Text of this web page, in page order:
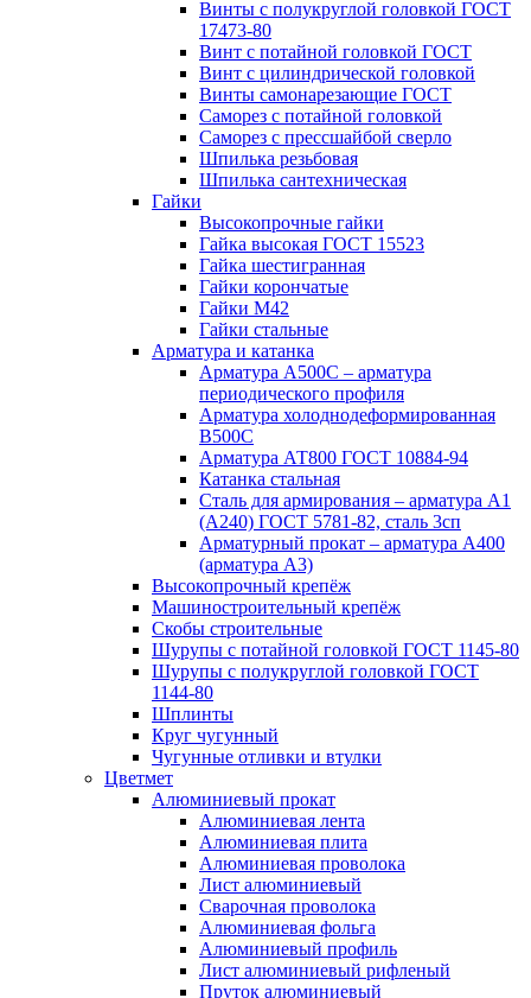
Винты с полукруглой головкой ГОСТ
17473-80
Винт с потайной головкой ГОСТ
Винт с цилиндрической головкой
Винты самонарезающие ГОСТ
Саморез с потайной головкой
Саморез с прессшайбой сверло
Шпилька резьбовая
Шпилька сантехническая
Гайки
Высокопрочные гайки
Гайка высокая ГОСТ 15523
Гайка шестигранная
Гайки корончатые
Гайки М42
Гайки стальные
Арматура и катанка
Арматура А500С – арматура
периодического профиля
Арматура холоднодеформированная
В500С
Арматура АТ800 ГОСТ 10884-94
Катанка стальная
Сталь для армирования – арматура А1
(А240) ГОСТ 5781-82, сталь 3сп
Арматурный прокат – арматура А400
(арматура А3)
Высокопрочный крепёж
Машиностроительный крепёж
Скобы строительные
Шурупы с потайной головкой ГОСТ 1145-80
Шурупы с полукруглой головкой ГОСТ
1144-80
Шплинты
Круг чугунный
Чугунные отливки и втулки
Цветмет
Алюминиевый прокат
Алюминиевая лента
Алюминиевая плита
Алюминиевая проволока
Лист алюминиевый
Сварочная проволока
Алюминиевая фольга
Алюминиевый профиль
Лист алюминиевый рифленый
Пруток алюминиевый